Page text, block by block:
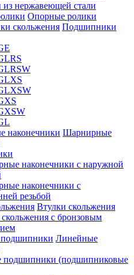
нержавеющей стали
Опорные ролики
Подшипники
Шарнирные
наконечники с наружной
наконечники с
резьбой
Втулки скольжения
с бронзовым
Линейные